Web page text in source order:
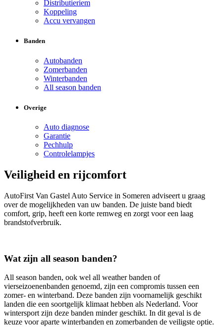
Distributieriem
Koppeling
Accu vervangen
Banden
Autobanden
Zomerbanden
Winterbanden
All season banden
Overige
Auto diagnose
Garantie
Pechhulp
Controlelampjes
Veiligheid en rijcomfort
AutoFirst Van Gastel Auto Service in Someren adviseert u graag
over de mogelijkheden van uw banden. De juiste band biedt
comfort, grip, heeft een korte remweg en zorgt voor een laag
brandstofverbruik.
Wat zijn all season banden?
All season banden, ook wel all weather banden of
vierseizoenenbanden genoemd, zijn een compromis tussen een
zomer- en winterband. Deze banden zijn voornamelijk geschikt
landen die een soortgelijk klimaat hebben als Nederland. Voor
wintersport zijn deze banden minder geschikt. In dit geval is de
keuze voor aparte winterbanden en zomerbanden de veiligste optie.